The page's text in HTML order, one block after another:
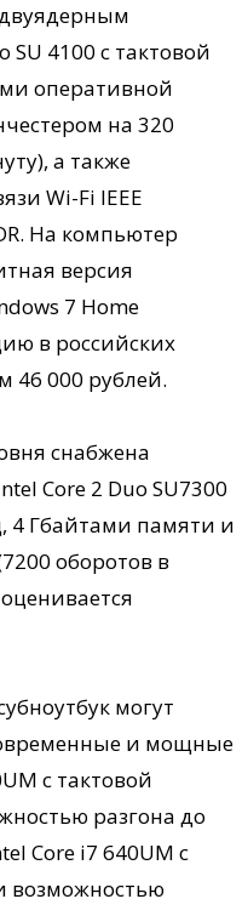
SU 4100 с тактовой
оперативной
на 320
а также
Wi-Fi IEEE
На компьютер
версия
7 Home
в российских
46 000 рублей.
снабжена
Core 2 Duo SU7300
4 Гбайтами памяти и
оборотов в
могут
и мощные
c тактовой
разгона до
Core i7 640UM c
возможностью